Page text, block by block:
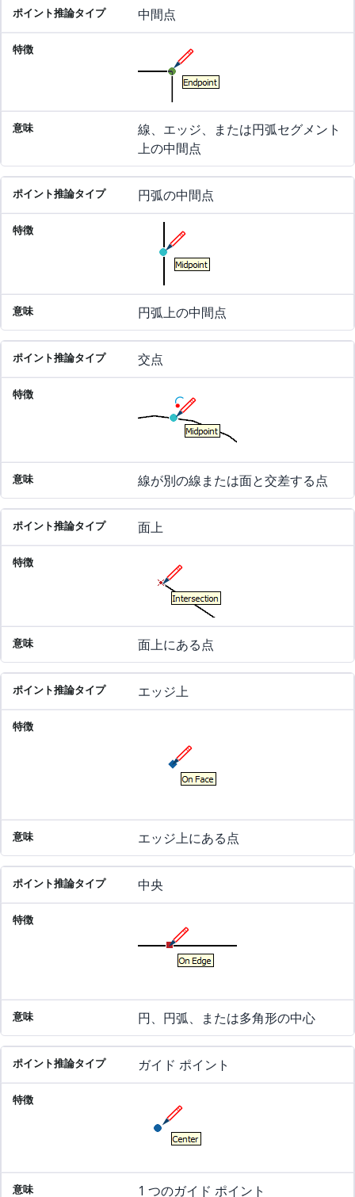
中間点
線、エッジ、または円弧セグメント
上の中間点
円弧の中間点
円弧上の中間点
交点
線が別の線または面と交差する点
面上
面上にある点
エッジ上
エッジ上にある点
中央
円、円弧、または多角形の中心
ガイド ポイント
1 つのガイド ポイント